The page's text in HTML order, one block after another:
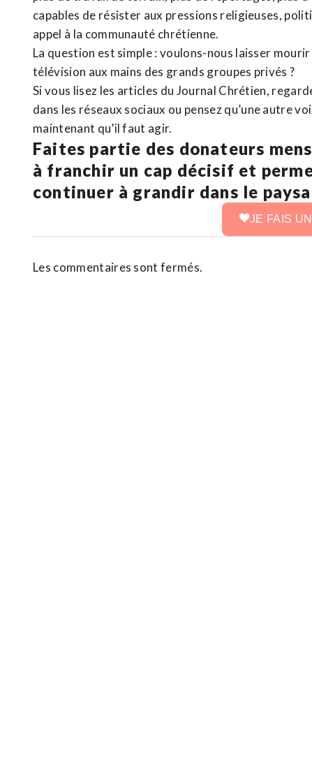
capables de résister aux pressions religieuses,
appel à la communauté chrétienne.
La question est simple : voulons-nous laisser
télévision aux mains des grands groupes privés ?
Si vous lisez les articles du Journal Chrétien,
dans les réseaux sociaux ou pensez qu’une autre
maintenant qu’il faut agir.
Faites partie des donateurs
à franchir un cap décisif et
continuer à grandir dans le
JE FAIS
Les commentaires sont fermés.